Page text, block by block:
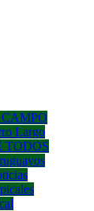
Largo
TODOS